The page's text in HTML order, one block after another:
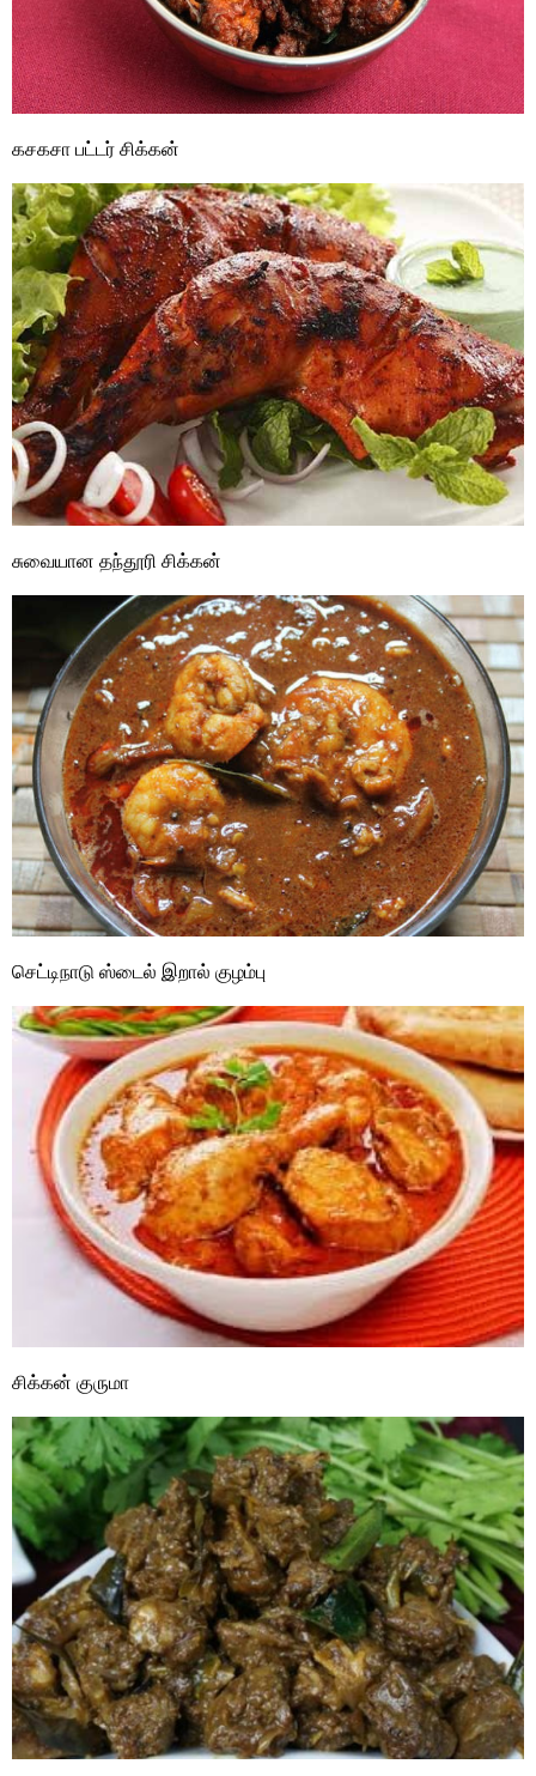
கசகசா பட்டர் சிக்கன்
சுவையான தந்தூரி சிக்கன்
செட்டிநாடு ஸ்டைல் இறால் குழம்பு
சிக்கன் குருமா